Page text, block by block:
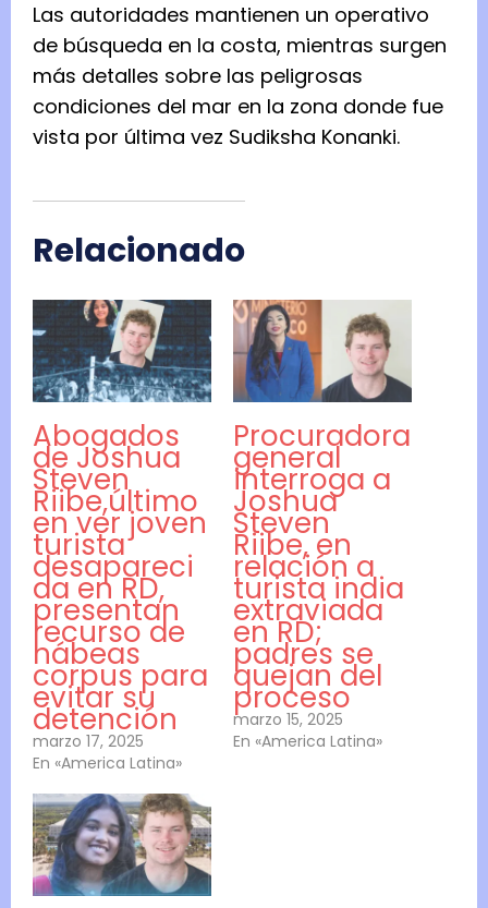
Las autoridades mantienen un operativo
de búsqueda en la costa, mientras surgen
más detalles sobre las peligrosas
condiciones del mar en la zona donde fue
vista por última vez Sudiksha Konanki.
Relacionado
Abogados
de Joshua
Steven
Riibe,último
en ver joven
turista
desapareci
da en RD,
presentan
recurso de
hábeas
corpus para
evitar su
detención
marzo 17, 2025
En «America Latina»
Procuradora
general
interroga a
Joshua
Steven
Riibe, en
relación a
turista india
extraviada
en RD;
padres se
quejan del
proceso
marzo 15, 2025
En «America Latina»